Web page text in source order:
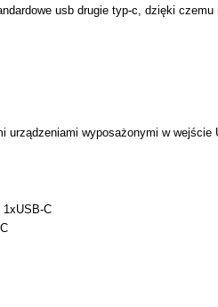
usb drugie typ-c, dzięki czemu
wyposażonymi w wejście
1xUSB-C